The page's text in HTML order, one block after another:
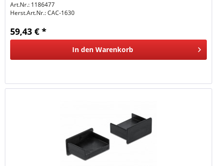
Art.Nr.: 1186477
Herst.Art.Nr.:CAC-1630
59,43 € *
In den Warenkorb